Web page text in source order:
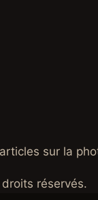
sur la
réservés.